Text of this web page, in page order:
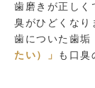
歯磨きが正しく
臭がひどくなり
歯についた歯垢
たい）」
も口臭